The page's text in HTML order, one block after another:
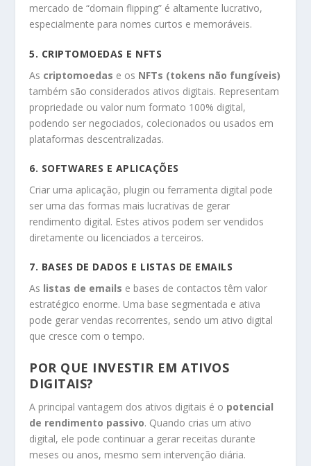
mercado de “domain flipping” é altamente lucrativo,
especialmente para nomes curtos e memoráveis.
5. CRIPTOMOEDAS E NFTS
As criptomoedas e os NFTs (tokens não fungíveis)
também são considerados ativos digitais. Representam
propriedade ou valor num formato 100% digital,
podendo ser negociados, colecionados ou usados em
plataformas descentralizadas.
6. SOFTWARES E APLICAÇÕES
Criar uma aplicação, plugin ou ferramenta digital pode
ser uma das formas mais lucrativas de gerar
rendimento digital. Estes ativos podem ser vendidos
diretamente ou licenciados a terceiros.
7. BASES DE DADOS E LISTAS DE EMAILS
As listas de emails e bases de contactos têm valor
estratégico enorme. Uma base segmentada e ativa
pode gerar vendas recorrentes, sendo um ativo digital
que cresce com o tempo.
POR QUE INVESTIR EM ATIVOS
DIGITAIS?
A principal vantagem dos ativos digitais é o potencial
de rendimento passivo. Quando crias um ativo
digital, ele pode continuar a gerar receitas durante
meses ou anos, mesmo sem intervenção diária.